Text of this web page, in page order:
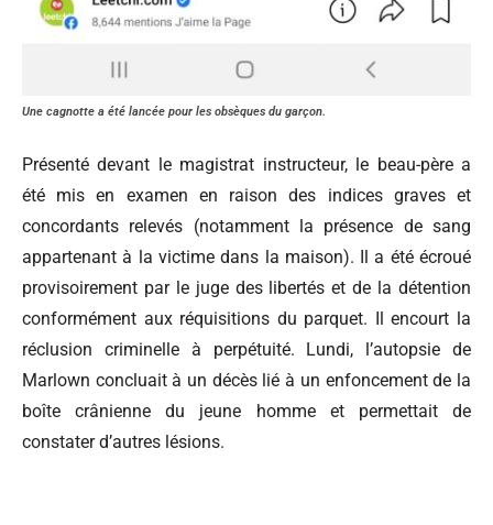
Une cagnotte a été lancée pour les obsèques du garçon.
Présenté devant le magistrat instructeur, le beau-père a
été mis en examen en raison des indices graves et
concordants relevés (notamment la présence de sang
appartenant à la victime dans la maison). Il a été écroué
provisoirement par le juge des libertés et de la détention
conformément aux réquisitions du parquet. Il encourt la
réclusion criminelle à perpétuité. Lundi, l’autopsie de
Marlown concluait à un décès lié à un enfoncement de la
boîte crânienne du jeune homme et permettait de
constater d’autres lésions.